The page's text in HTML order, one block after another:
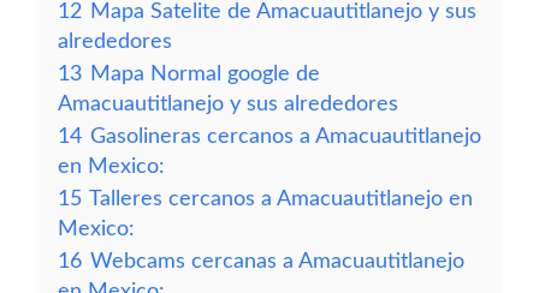
12 Mapa Satelite de Amacuautitlanejo y sus
alrededores
13 Mapa Normal google de
Amacuautitlanejo y sus alrededores
14 Gasolineras cercanos a Amacuautitlanejo
en Mexico:
15 Talleres cercanos a Amacuautitlanejo en
Mexico:
16 Webcams cercanas a Amacuautitlanejo